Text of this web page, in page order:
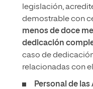
legislación,
demostrable con
menos de doce
dedicación
caso de
relacionadas con
Personal de